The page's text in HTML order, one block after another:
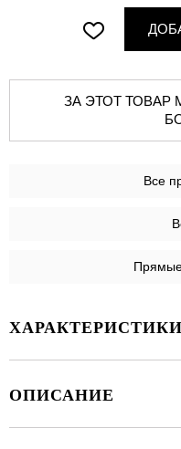
ЗА ЭТОТ ТОВАР МОЖНО РАСПЛАТИТЬСЯ
Все
ОПИСАНИЕ